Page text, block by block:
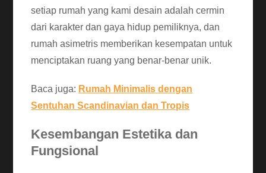
setiap rumah yang kami desain adalah cermin
dari karakter dan gaya hidup pemiliknya, dan
rumah asimetris memberikan kesempatan untuk
menciptakan ruang yang benar-benar unik.
Baca juga: Rumah Minimalis dengan
Sentuhan Scandinavian dan Tropis
Kesembangan Estetika dan
Fungsional